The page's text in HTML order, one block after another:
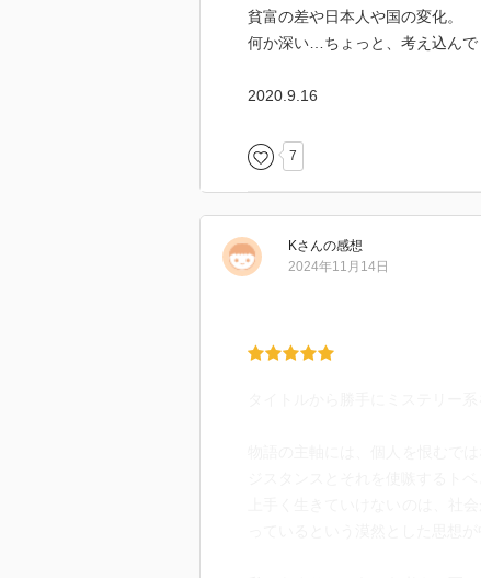
貧富の差や日本人や国の変化。
何か深い…ちょっと、考え込んで
2020.9.16
7
Kさんの感想
2024年11月14日